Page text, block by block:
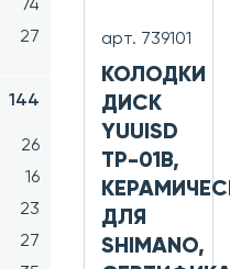
74
27
144
26
16
23
27
арт. 739101
КОЛОДКИ
ДИСК
YUUISD
TP-01B,
ДЛЯ
SHIMANO,